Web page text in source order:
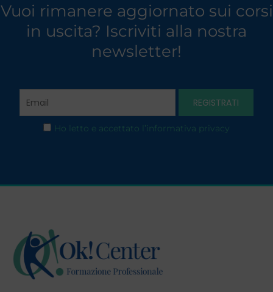
Vuoi rimanere aggiornato sui corsi
in uscita? Iscriviti alla nostra
newsletter!
Ho letto e accettato l’informativa privacy